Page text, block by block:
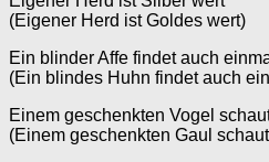
(Eigener Herd ist Goldes wert)
Ein blinder Affe findet auch
(Ein blindes Huhn findet auch
Einem geschenkten Vogel
(Einem geschenkten Gaul